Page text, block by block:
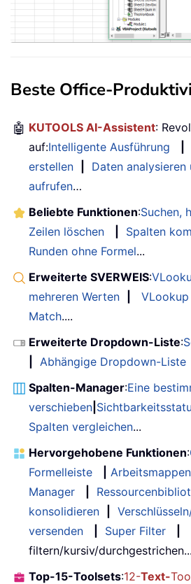
Beste Office-
🤖 KUTOOLS AI-Assistent:
auf:Intelligente Ausführung
erstellen
Daten
aufrufen…
Beliebte Funktionen:Suchen,
Zeilen löschen
Spalten
Runden ohne Formel...
Erweiterte SVERWEIS:
mehreren Werten
Match....
Erweiterte Dropdown-Liste:
Abhängige Dropdown-Liste
Spalten-Manager:Eine
verschieben
Spalten vergleichen...
Hervorgehobene Funktionen:
Formelleiste
Manager
konsolidieren
versenden
Super Filter
filtern/kursiv/
Top-15-Toolsets:12-Text-